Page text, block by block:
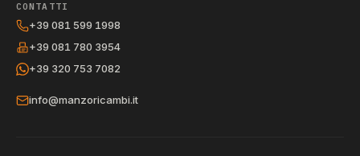
CONTATTI
+39 081 599 1998
+39 081 780 3954
+39 320 753 7082
info@manzoricambi.it